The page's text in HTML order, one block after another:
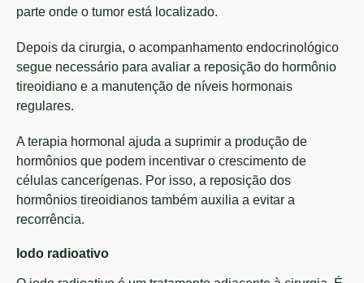
parte onde o tumor está localizado.
Depois da cirurgia, o acompanhamento endocrinológico
segue necessário para avaliar a reposição do hormônio
tireoidiano e a manutenção de níveis hormonais
regulares.
A terapia hormonal ajuda a suprimir a produção de
hormônios que podem incentivar o crescimento de
células cancerígenas. Por isso, a reposição dos
hormônios tireoidianos também auxilia a evitar a
recorrência.
Iodo radioativo